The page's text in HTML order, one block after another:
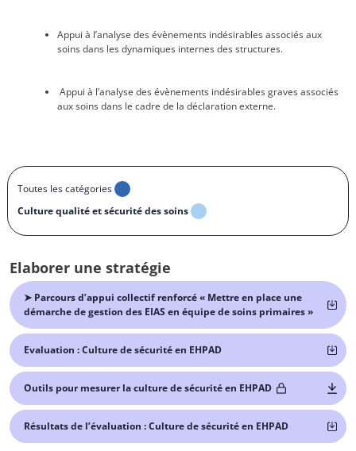
Appui à l’analyse des évènements indésirables associés aux
soins dans les dynamiques internes des structures.
Appui à l’analyse des évènements indésirables graves associés
aux soins dans le cadre de la déclaration externe.
Toutes les catégories
Culture qualité et sécurité des soins
Elaborer une stratégie
➤ Parcours d’appui collectif renforcé « Mettre en place une
démarche de gestion des EIAS en équipe de soins primaires »
Evaluation : Culture de sécurité en EHPAD
Outils pour mesurer la culture de sécurité en EHPAD
Résultats de l’évaluation : Culture de sécurité en EHPAD